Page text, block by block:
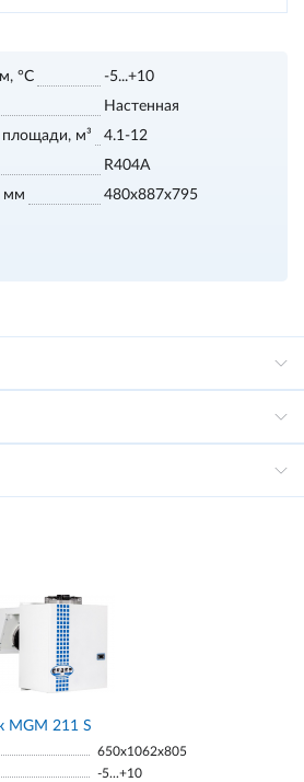
°С
-5...+10
Настенная
м³
4.1-12
R404A
мм
480x887x795
MGM 211 S
650x1062x805
-5...+10